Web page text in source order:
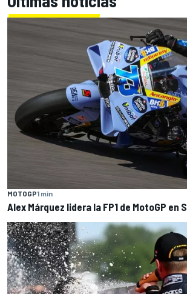
MOTOGP1 min
Alex Márquez lidera la FP1 de MotoGP en